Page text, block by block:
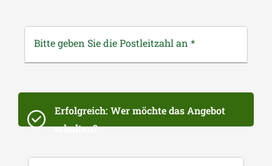
Bitte geben Sie die Postleitzahl an *
Erfolgreich: Wer möchte das Angebot
erhalten?